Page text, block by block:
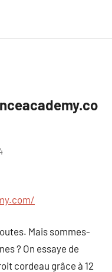
Mais sommes-
? On essaye de
cordeau grâce à 12